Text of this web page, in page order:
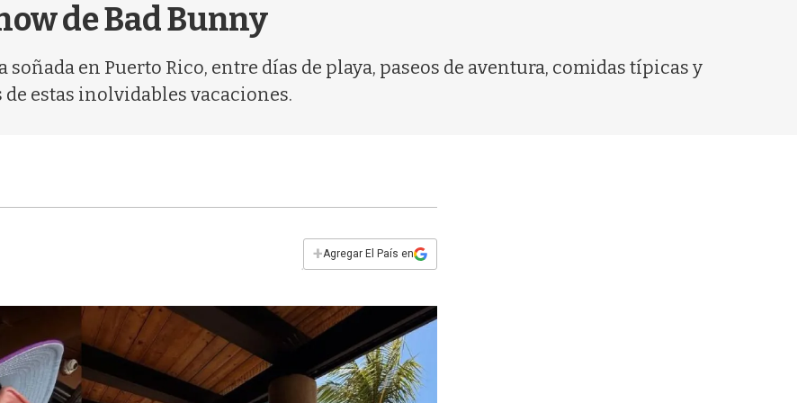
de Bad Bunny
en Puerto Rico, entre días de playa, paseos de aventura, comidas típicas y
estas inolvidables vacaciones.
+Agregar El País en